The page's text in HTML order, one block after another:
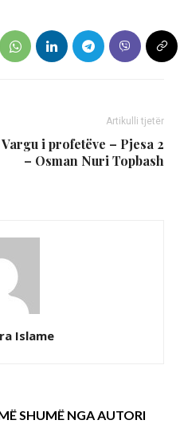
Artikulli tjetër
Vargu i profetëve – Pjesa 2
– Osman Nuri Topbash
Islame
SHUMË NGA AUTORI